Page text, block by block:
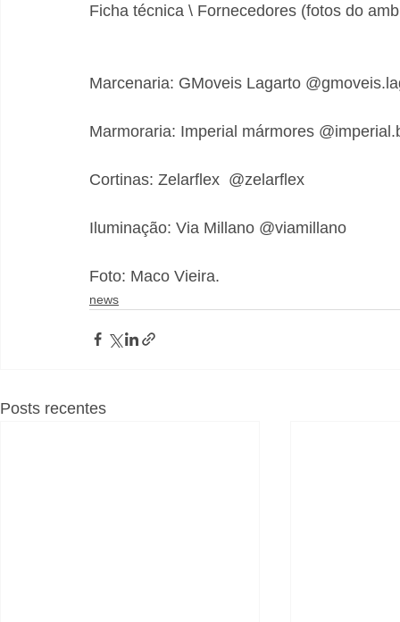
Ficha técnica \ Fornecedores (fotos do
Marcenaria: GMoveis Lagarto
Marmoraria: Imperial mármores
Cortinas: Zelarflex  @zelarflex
Iluminação: Via Millano @viamillano
Foto: Maco Vieira.
news
Posts recentes